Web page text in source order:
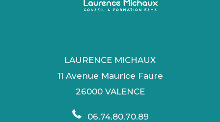
LAURENCE MICHAUX
11 Avenue Maurice Faure
26000 VALENCE
06.74.80.70.89